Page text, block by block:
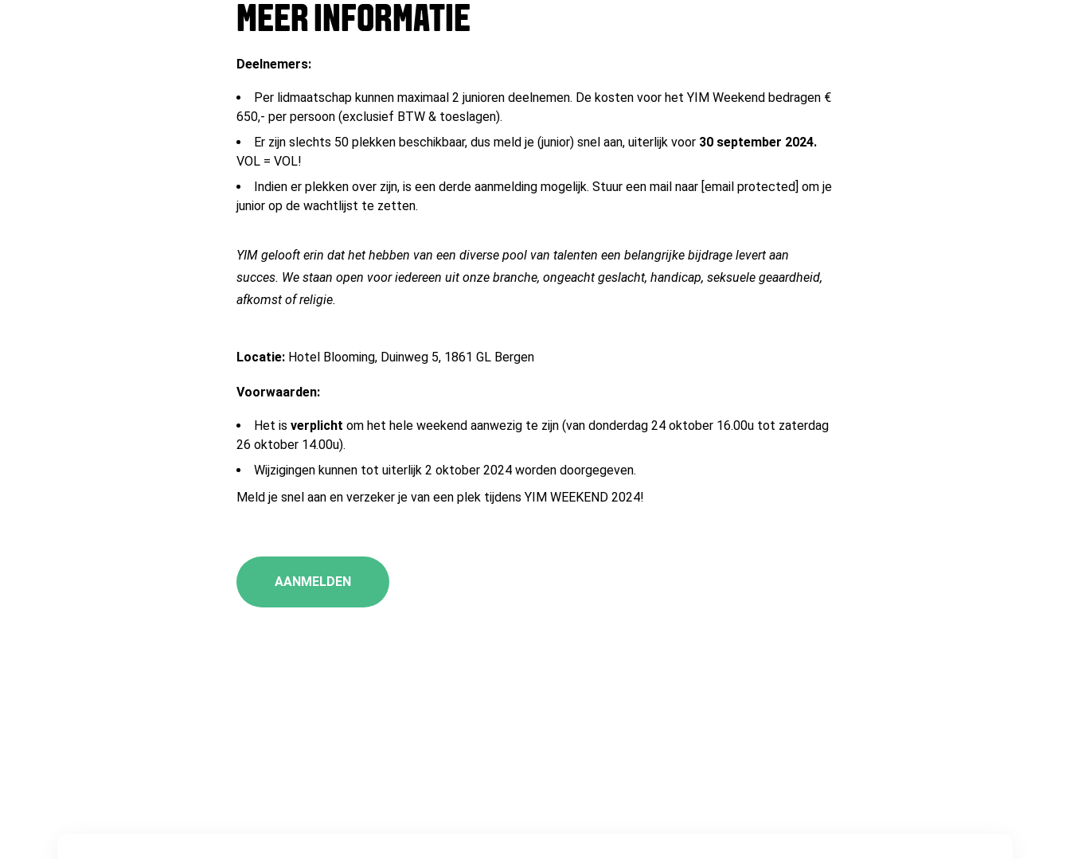
MEER INFORMATIE
Deelnemers:
Per lidmaatschap kunnen maximaal 2 junioren deelnemen. De kosten voor het YIM Weekend bedragen €
650,- per persoon (exclusief BTW & toeslagen).
Er zijn slechts 50 plekken beschikbaar, dus meld je (junior) snel aan, uiterlijk voor 30 september 2024.
VOL = VOL!
Indien er plekken over zijn, is een derde aanmelding mogelijk. Stuur een mail naar [email protected] om je
junior op de wachtlijst te zetten.
YIM gelooft erin dat het hebben van een diverse pool van talenten een belangrijke bijdrage levert aan
succes. We staan open voor iedereen uit onze branche, ongeacht geslacht, handicap, seksuele geaardheid,
afkomst of religie.
Locatie: Hotel Blooming, Duinweg 5, 1861 GL Bergen
Voorwaarden:
Het is verplicht om het hele weekend aanwezig te zijn (van donderdag 24 oktober 16.00u tot zaterdag
26 oktober 14.00u).
Wijzigingen kunnen tot uiterlijk 2 oktober 2024 worden doorgegeven.
Meld je snel aan en verzeker je van een plek tijdens YIM WEEKEND 2024!
AANMELDEN